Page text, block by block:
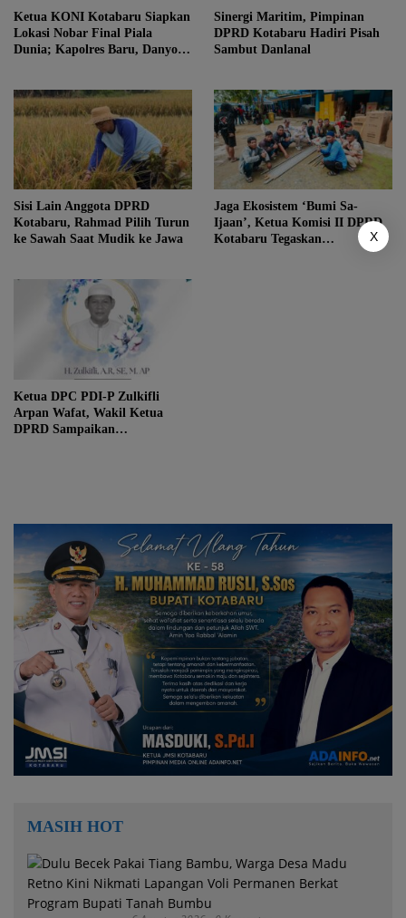
Ketua KONI Kotabaru Siapkan
Lokasi Nobar Final Piala
Dunia; Kapolres Baru, Danyon
Sinergi Maritim, Pimpinan
DPRD Kotabaru Hadiri Pisah
Sambut Danlanal
Sisi Lain Anggota DPRD
Kotabaru, Rahmad Pilih Turun
ke Sawah Saat Mudik ke Jawa
Jaga Ekosistem ‘Bumi Sa-
Ijaan’, Ketua Komisi II DPRD
Kotabaru Tegaskan
Keberpihakan pada Nelayan
Ketua DPC PDI-P Zulkifli
Arpan Wafat, Wakil Ketua
DPRD Sampaikan
MASIH HOT
X